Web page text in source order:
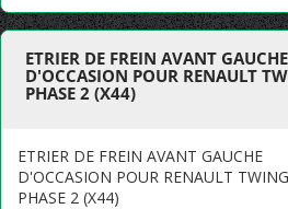
ETRIER DE FREIN AVANT GAUCHE
D'OCCASION POUR RENAULT
PHASE 2 (X44)
ETRIER DE FREIN AVANT GAUCHE
D'OCCASION POUR RENAULT
PHASE 2 (X44)